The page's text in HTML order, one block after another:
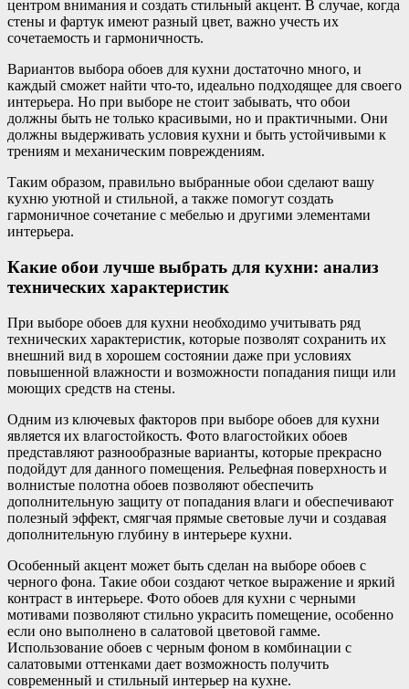
центром внимания и создать стильный акцент. В случае, когда
стены и фартук имеют разный цвет, важно учесть их
сочетаемость и гармоничность.
Вариантов выбора обоев для кухни достаточно много, и
каждый сможет найти что-то, идеально подходящее для своего
интерьера. Но при выборе не стоит забывать, что обои
должны быть не только красивыми, но и практичными. Они
должны выдерживать условия кухни и быть устойчивыми к
трениям и механическим повреждениям.
Таким образом, правильно выбранные обои сделают вашу
кухню уютной и стильной, а также помогут создать
гармоничное сочетание с мебелью и другими элементами
интерьера.
Какие обои лучше выбрать для кухни: анализ
технических характеристик
При выборе обоев для кухни необходимо учитывать ряд
технических характеристик, которые позволят сохранить их
внешний вид в хорошем состоянии даже при условиях
повышенной влажности и возможности попадания пищи или
моющих средств на стены.
Одним из ключевых факторов при выборе обоев для кухни
является их влагостойкость. Фото влагостойких обоев
представляют разнообразные варианты, которые прекрасно
подойдут для данного помещения. Рельефная поверхность и
волнистые полотна обоев позволяют обеспечить
дополнительную защиту от попадания влаги и обеспечивают
полезный эффект, смягчая прямые световые лучи и создавая
дополнительную глубину в интерьере кухни.
Особенный акцент может быть сделан на выборе обоев с
черного фона. Такие обои создают четкое выражение и яркий
контраст в интерьере. Фото обоев для кухни с черными
мотивами позволяют стильно украсить помещение, особенно
если оно выполнено в салатовой цветовой гамме.
Использование обоев с черным фоном в комбинации с
салатовыми оттенками дает возможность получить
современный и стильный интерьер на кухне.